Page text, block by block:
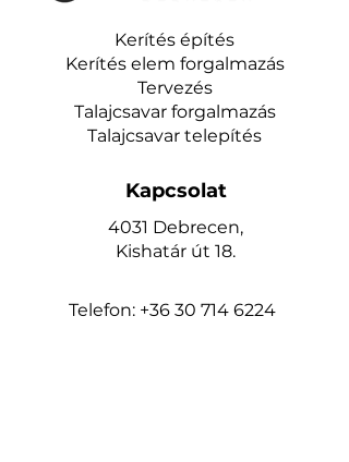
Kerítés építés
Kerítés elem forgalmazás
Tervezés
Talajcsavar forgalmazás
Talajcsavar telepítés
Kapcsolat
4031 Debrecen,
Kishatár út 18.
Telefon: +36 30 714 6224